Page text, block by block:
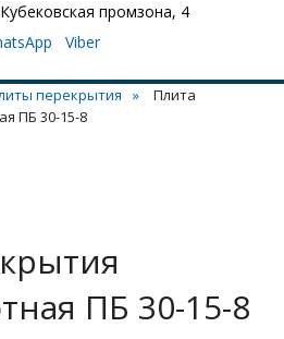
промзона, 4
Viber
перекрытия
Плита
ПБ 30-15-8
ПБ 30-15-8